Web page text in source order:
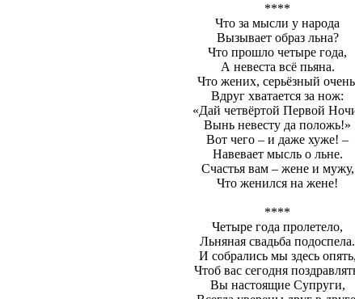
****
Что за мысли у народа
Вызывает образ льна?
Что прошло четыре года,
А невеста всё пьяна.
Что жених, серьёзный
Вдруг хватается за нож:
«Дай четвёртой Первой
Вынь невесту да положь!»
Вот чего – и даже хуже! –
Навевает мысль о льне.
Счастья вам – жене и мужу,
Что женился на жене!
****
Четыре года пролетело,
Льняная свадьба подоспела.
И собрались мы здесь опять,
Чтоб вас сегодня
Вы настоящие Супруги,